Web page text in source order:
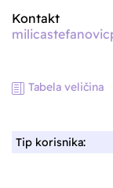
Tabela veličina
Tip korisnika: